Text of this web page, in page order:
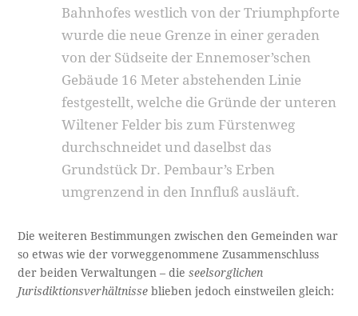
Bahnhofes westlich von der Triumphpforte
wurde die neue Grenze in einer geraden
von der Südseite der Ennemoser’schen
Gebäude 16 Meter abstehenden Linie
festgestellt, welche die Gründe der unteren
Wiltener Felder bis zum Fürstenweg
durchschneidet und daselbst das
Grundstück Dr. Pembaur’s Erben
umgrenzend in den Innfluß ausläuft.
Die weiteren Bestimmungen zwischen den Gemeinden war
so etwas wie der vorweggenommene Zusammenschluss
der beiden Verwaltungen – dieseelsorglichen
Jurisdiktionsverhältnisse blieben jedoch einstweilen gleich: